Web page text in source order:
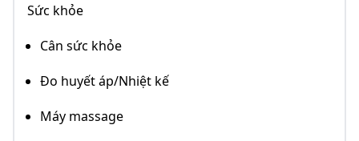
Sức khỏe
Cân sức khỏe
Đo huyết áp/Nhiệt kế
Máy massage